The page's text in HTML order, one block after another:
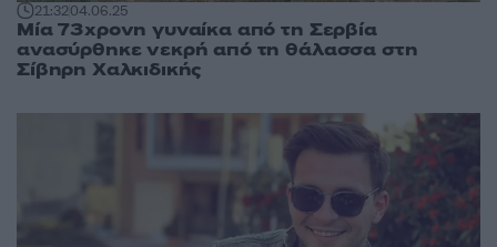
21:3204.06.25
Μία 73χρονη γυναίκα από τη Σερβία
ανασύρθηκε νεκρή από τη θάλασσα στη
Σίβηρη Χαλκιδικής